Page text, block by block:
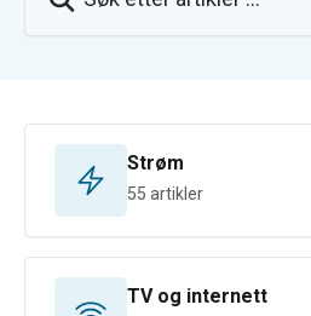
Strøm
55 artikler
TV og internett